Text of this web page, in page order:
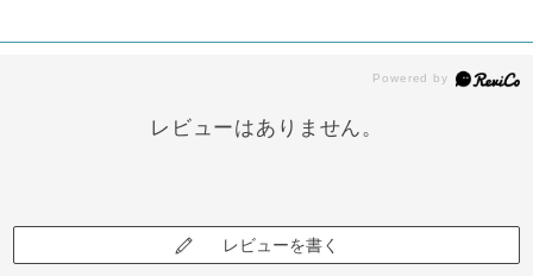
レビューはありません。
レビューを書く